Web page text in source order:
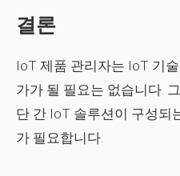
결론
IoT 제품 관리자는 IoT 기
가가 될 필요는 없습니다.
단 간 IoT 솔루션이 구성되
가 필요합니다.